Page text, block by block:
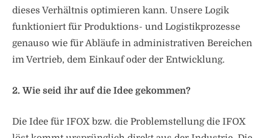
dieses Verhältnis optimieren kann. Unsere Logik
funktioniert für Produktions- und Logistikprozesse
genauso wie für Abläufe in administrativen Bereichen
im Vertrieb, dem Einkauf oder der Entwicklung.
2. Wie seid ihr auf die Idee gekommen?
Die Idee für IFOX bzw. die Problemstellung die IFOX